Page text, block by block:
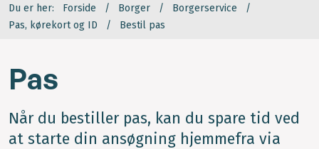
Du er her: Forside Borger
Borgerservice
Pas, kørekort og ID
Bestil pas
Pas
Når du bestiller pas, kan du spare tid ved
at starte din ansøgning hjemmefra via